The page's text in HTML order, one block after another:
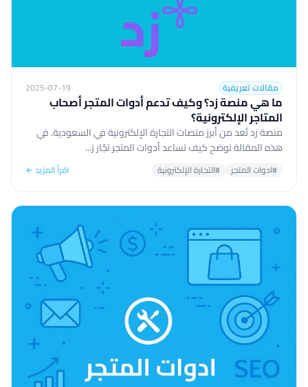
مقالات تعريفية 2025-07-19
ما هي منصة زد؟ وكيف تدعم أدوات المتجر أصحاب
المتاجر الإلكترونية؟
منصة زد تُعد من أبرز منصات التجارة الإلكترونية في السعودية. في
هذه المقالة نوضح كيف تساعد أدوات المتجر تجّار ز...
#ادوات المتجر #التجارة الإلكترونية اقرأ المزيد ←